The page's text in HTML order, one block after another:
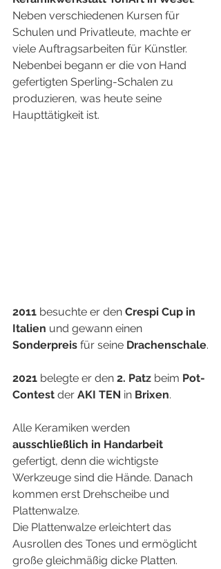
Neben verschiedenen Kursen für
Schulen und Privatleute, machte er
viele Auftragsarbeiten für Künstler.
Nebenbei begann er die von Hand
gefertigten Sperling-Schalen zu
produzieren, was heute seine
Haupttätigkeit ist.
2011 besuchte er den Crespi Cup in
Italien und gewann einen
Sonderpreis für seine Drachenschale.
2021 belegte er den 2. Patz beim Pot-
Contest der AKI TEN in Brixen.
Alle Keramiken werden
ausschließlich in Handarbeit
gefertigt, denn die wichtigste
Werkzeuge sind die Hände. Danach
kommen erst Drehscheibe und
Plattenwalze.
Die Plattenwalze erleichtert das
Ausrollen des Tones und ermöglicht
große gleichmäßig dicke Platten.